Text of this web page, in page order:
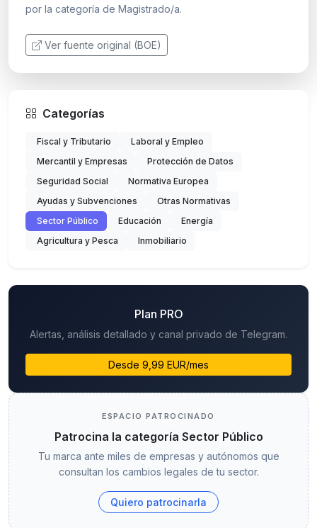
por la categoría de Magistrado/a.
Ver fuente original (BOE)
Categorías
Fiscal y Tributario
Laboral y Empleo
Mercantil y Empresas
Protección de Datos
Seguridad Social
Normativa Europea
Ayudas y Subvenciones
Otras Normativas
Sector Público
Educación
Energía
Agricultura y Pesca
Inmobiliario
Plan PRO
Alertas, análisis detallado y canal privado de Telegram.
Desde 9,99 EUR/mes
ESPACIO PATROCINADO
Patrocina la categoría Sector Público
Tu marca ante miles de empresas y autónomos que
consultan los cambios legales de tu sector.
Quiero patrocinarla